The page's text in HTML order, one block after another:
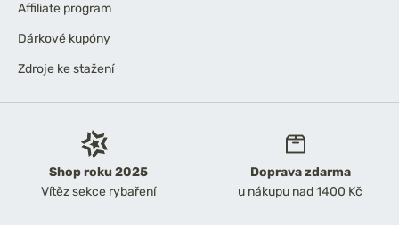
Shop roku 2025
Vítěz sekce rybaření
Doprava zdarma
u nákupu nad 1400 Kč
Affiliate program
Dárkové kupóny
Zdroje ke stažení